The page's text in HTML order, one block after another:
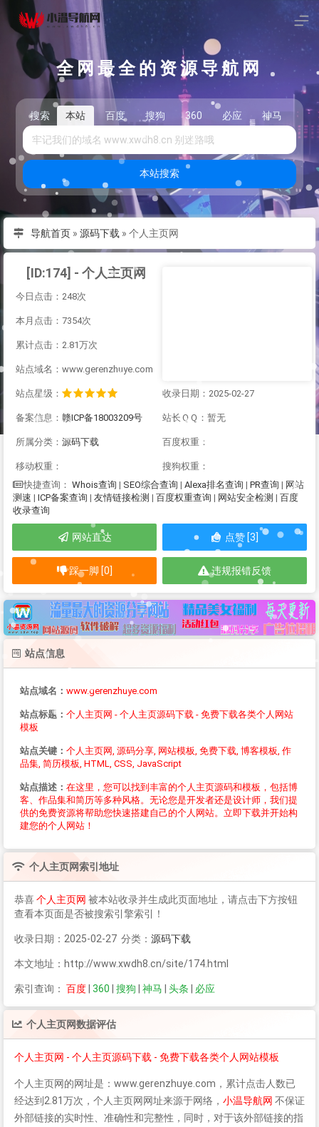
全网最全的资源导航网
搜索 本站 百度 搜狗 360 必应 神马 头
本站搜索
导航首页» 源码下载 » 个人主页网
[ID:174] - 个人主页网
今日点击：248次
本月点击：7354次
累计点击：2.81万次
站点域名：www.gerenzhuye.com
站点星级： 收录日期：2025-02-27
备案信息： 赣ICP备18003209号 站长ＱＱ：暂无
所属分类： 源码下载 百度权重：
移动权重： 搜狗权重：
快捷查询： Whois查询 | SEO综合查询 | Alexa排名查询 | PR查询 | 网站
测速 | ICP备案查询 | 友情链接检测 | 百度权重查询 | 网站安全检测 | 百度
收录查询
网站直达 点赞 [3]
踩一脚 [0] 违规报错反馈
站点信息
站点域名： www.gerenzhuye.com
站点标题： 个人主页网 - 个人主页源码下载 - 免费下载各类个人网站
模板
站点关键： 个人主页网, 源码分享, 网站模板, 免费下载, 博客模板, 作
品集, 简历模板, HTML, CSS, JavaScript
站点描述： 在这里，您可以找到丰富的个人主页源码和模板，包括博
客、作品集和简历等多种风格。无论您是开发者还是设计师，我们提
供的免费资源将帮助您快速搭建自己的个人网站。立即下载并开始构
建您的个人网站！
个人主页网索引地址
恭喜个人主页网 被本站收录并生成此页面地址，请点击下方按钮
查看本页面是否被搜索引擎索引！
收录日期：2025-02-27 分类： 源码下载
本文地址：http://www.xwdh8.cn/site/174.html
索引查询： 百度 360 搜狗 神马 头条 必应
个人主页网数据评估
个人主页网 - 个人主页源码下载 - 免费下载各类个人网站模板
个人主页网的网址是：www.gerenzhuye.com，累计点击人数已
经达到2.81万次， 个人主页网 网址来源于网络， 小温导航网 不保证
外部链接的实时性、准确性和完整性，同时，对于该外部链接的指